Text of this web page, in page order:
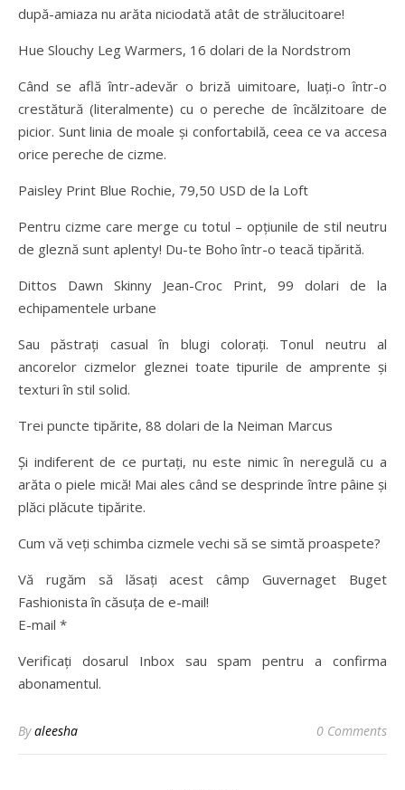
după-amiaza nu arăta niciodată atât de strălucitoare!
Hue Slouchy Leg Warmers, 16 dolari de la Nordstrom
Când se află într-adevăr o briză uimitoare, luați-o într-o
crestătură (literalmente) cu o pereche de încălzitoare de
picior. Sunt linia de moale și confortabilă, ceea ce va accesa
orice pereche de cizme.
Paisley Print Blue Rochie, 79,50 USD de la Loft
Pentru cizme care merge cu totul – opțiunile de stil neutru
de gleznă sunt aplenty! Du-te Boho într-o teacă tipărită.
Dittos Dawn Skinny Jean-Croc Print, 99 dolari de la
echipamentele urbane
Sau păstrați casual în blugi colorați. Tonul neutru al
ancorelor cizmelor gleznei toate tipurile de amprente și
texturi în stil solid.
Trei puncte tipărite, 88 dolari de la Neiman Marcus
Și indiferent de ce purtați, nu este nimic în neregulă cu a
arăta o piele mică! Mai ales când se desprinde între pâine și
plăci plăcute tipărite.
Cum vă veți schimba cizmele vechi să se simtă proaspete?
Vă rugăm să lăsați acest câmp Guvernaget Buget
Fashionista în căsuța de e-mail!
E-mail *
Verificați dosarul Inbox sau spam pentru a confirma
abonamentul.
Byaleesha 0 Comments